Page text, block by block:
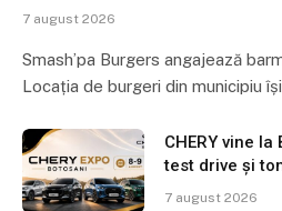
7 august 2026
Smash’pa Burgers angajează
Locația de burgeri din municipiu
CHERY vine
test drive și
7 august 2026